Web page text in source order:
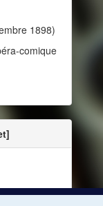
1898)
comique